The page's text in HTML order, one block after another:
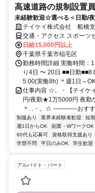
高速道路の規制設置
未経験歓迎☆選べる＜日勤/
テイケイ株式会社 船橋
交通・アクセス スポーツ
日給15,000円以上
千葉県千葉市稲毛区
勤務時間詳細 実働時間：
り4日 〜 20日 ■■日勤
5:00(実働8h) ＊週1日～
仕事内容 ☆。・【テイケ
円/夜勤★1万5000円 夜勤
＊. .・。☆ ――――おす
制服あり 業界未経験者歓迎 短
週1日からOK
副業・WワークOK
60代も応募可
資格取得支援あり
学歴不問
平日のみOK 学生歓迎
アルバイト・パート